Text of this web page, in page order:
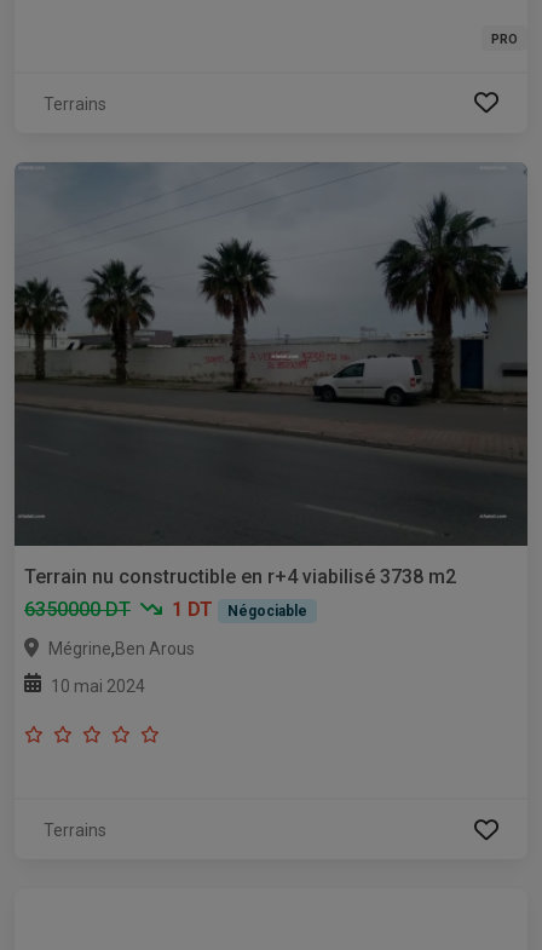
PRO
Terrains
Terrain nu constructible en r+4 viabilisé 3738 m2
6350000 DT
1 DT Négociable
Mégrine,Ben Arous
10 mai 2024
Terrains